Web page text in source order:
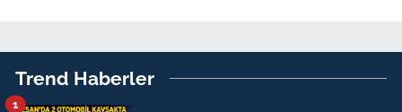
Trend Haberler
1